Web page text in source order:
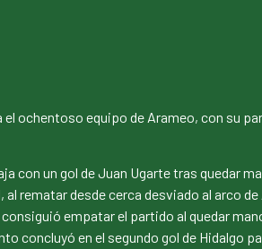
ochentoso equipo de Arameo, con su
con un gol de Juan Ugarte tras quedar
rematar desde cerca desviado al arco
empatar el partido al quedar
concluyó en el segundo gol de Hidalgo